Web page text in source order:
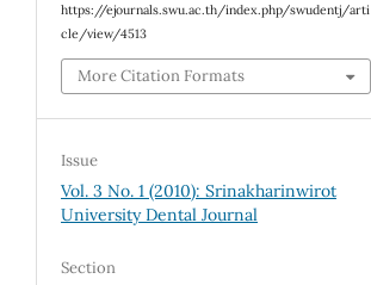
https://ejournals.swu.ac.th/index.php/swudentj/arti
cle/view/4513
More Citation Formats
Issue
Vol. 3 No. 1 (2010): Srinakharinwirot
University Dental Journal
Section